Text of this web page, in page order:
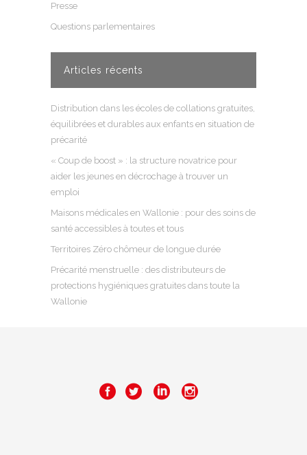
Presse
Questions parlementaires
Articles récents
Distribution dans les écoles de collations gratuites,
équilibrées et durables aux enfants en situation de
précarité
« Coup de boost » : la structure novatrice pour
aider les jeunes en décrochage à trouver un
emploi
Maisons médicales en Wallonie : pour des soins de
santé accessibles à toutes et tous
Territoires Zéro chômeur de longue durée
Précarité menstruelle : des distributeurs de
protections hygiéniques gratuites dans toute la
Wallonie